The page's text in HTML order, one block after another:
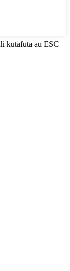
kutafuta au ESC